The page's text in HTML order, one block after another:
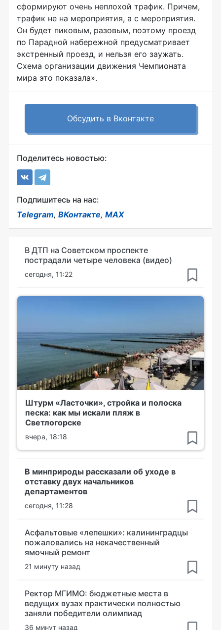
сформируют очень неплохой трафик. Причем,
трафик не на мероприятия, а с мероприятия.
Он будет пиковым, разовым, поэтому проезд
по Парадной набережной предусматривает
экстренный проезд, и нельзя его заужать.
Схема организации движения Чемпионата
мира это показала».
Обсудить в Вконтакте
Поделитесь новостью:
Подпишитесь на нас:
Telegram, ВКонтакте, MAX
В ДТП на Советском проспекте
пострадали четыре человека (видео)
сегодня, 11:22
Штурм «Ласточки», стройка и полоска
песка: как мы искали пляж в
Светлогорске
вчера, 18:18
В минприроды рассказали об уходе в
отставку двух начальников
департаментов
сегодня, 11:28
Асфальтовые «лепешки»: калининградцы
пожаловались на некачественный
ямочный ремонт
21 минуту назад
Ректор МГИМО: бюджетные места в
ведущих вузах практически полностью
заняли победители олимпиад
36 минут назад